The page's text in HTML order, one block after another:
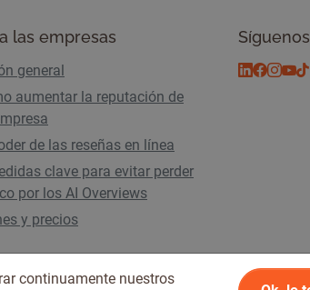
las empresas
general
aumentar la reputación de
de las reseñas en línea
clave para evitar perder
por los AI Overviews
y precios
continuamente nuestros